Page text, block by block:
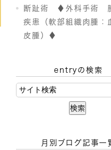
断趾術 ♦外科手術
疾患（軟部組織肉腫：
皮腫）♦
entryの検索
月別ブログ記事一